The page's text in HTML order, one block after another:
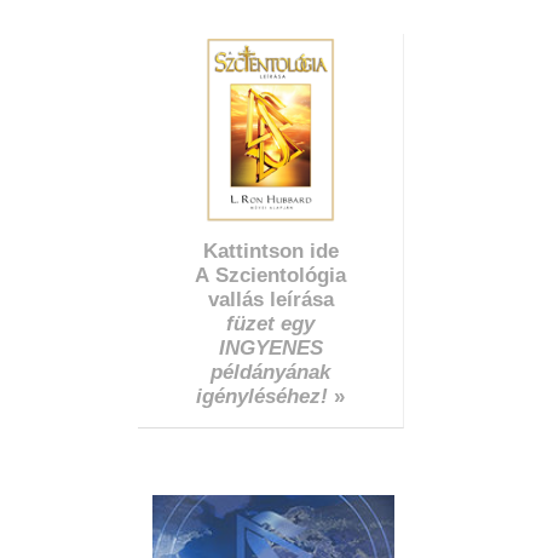
Kattintson ide
A Szcientológia
vallás leírása
füzet egy
INGYENES
példányának
igényléséhez! »